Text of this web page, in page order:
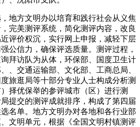
方文明办以培育和践行社会从义焦
完美测评系统，简化测评内容，改良
评价权沉，实行网上申报，减轻下层
公信力，确保评选质量。测评过程，
拜访队为从体，环保部、国度卫生计
、交通运输部、文化部、工商总局、
旅逛局等十部分专业人士构成分析测
择优保举的参评城市（区）进行测
提交的测评成就排序，构成了第四届
名单。地方文明办对各地和各行业部
文明单元，根据《全国文明村镇测评